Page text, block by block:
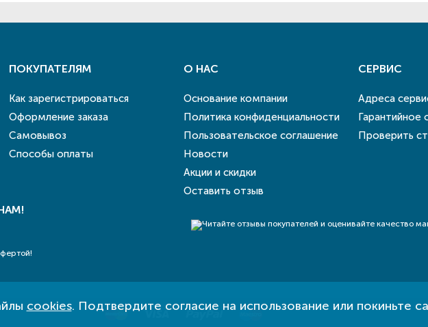
cookies. Подтвердите согласие на использование или покиньте
ПОКУПАТЕЛЯМ
Как зарегистрироваться
Оформление заказа
Самовывоз
Способы оплаты
О НАС
Основание компании
Политика конфиденциальности
Пользовательское соглашение
Новости
Акции и скидки
Оставить отзыв
СЕРВИС
Адреса
Гарантийное
Проверить